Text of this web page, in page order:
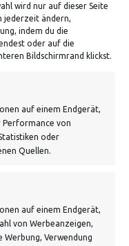
wird nur auf dieser Seite
jederzeit ändern,
indem du die
oder auf die
Bildschirmrand klickst.
auf einem Endgerät,
Performance von
oder
Quellen.
auf einem Endgerät,
von Werbeanzeigen,
Verwendung
18:00 Uhr